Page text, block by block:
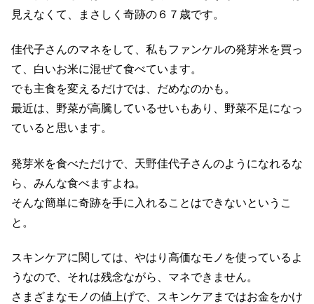
見えなくて、まさしく奇跡の６７歳です。
佳代子さんのマネをして、私もファンケルの発芽米を買っ
て、白いお米に混ぜて食べています。
でも主食を変えるだけでは、だめなのかも。
最近は、野菜が高騰しているせいもあり、野菜不足になっ
ていると思います。
発芽米を食べただけで、天野佳代子さんのようになれるな
ら、みんな食べますよね。
そんな簡単に奇跡を手に入れることはできないというこ
と。
スキンケアに関しては、やはり高価なモノを使っているよ
うなので、それは残念ながら、マネできません。
さまざまなモノの値上げで、スキンケアまではお金をかけ